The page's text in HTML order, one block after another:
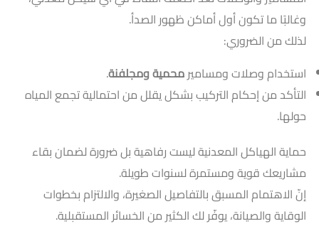
وغالبًا ما تكون أول أماكن ظهور الصدأ.
لذلك من الضروري:
استخدام وصلات ومساميرمحمية ومجلفنة.
التأكد من إحكام التركيب بشكل يقلل من احتمالية تجمع المياه
حولها.
حماية الهياكل المعدنية ليست رفاهية بل ضرورة لضمان بقاء
مشاريعك قوية ومستمرة لسنوات طويلة.
إنّ الاهتمام المسبق بالتفاصيل الصغيرة، والالتزام بخطوات
الوقاية والصيانة، يوفّر لك الكثير من الخسائر المستقبلية.